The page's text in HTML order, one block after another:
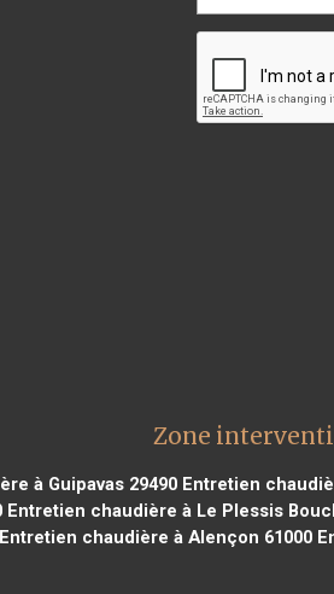
Zone
à Guipavas 29490Entretien
Entretien chaudière à Le Plessis
Entretien chaudière à Alençon 61000